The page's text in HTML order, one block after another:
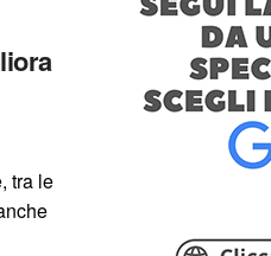
tra le